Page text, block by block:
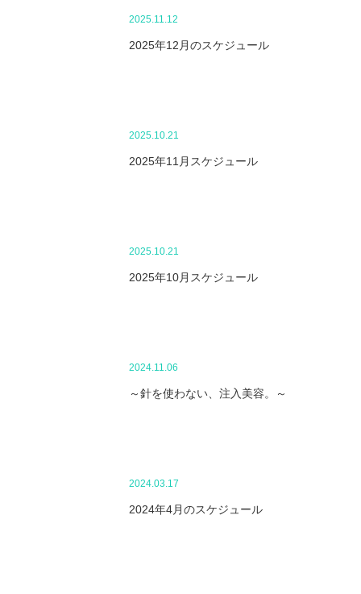
2025.11.12
2025年12月のスケジュール
2025.10.21
2025年11月スケジュール
2025.10.21
2025年10月スケジュール
2024.11.06
～針を使わない、注入美容。～
2024.03.17
2024年4月のスケジュール